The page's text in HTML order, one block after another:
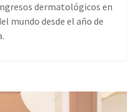
dermatológicos en
mundo desde el año de
Page